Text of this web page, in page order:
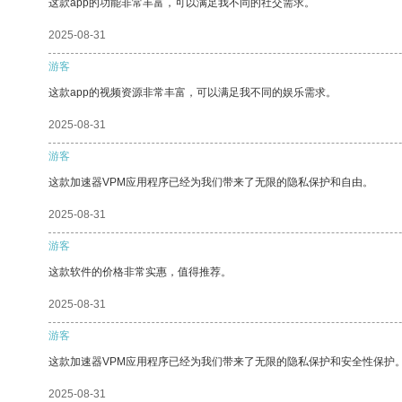
这款app的功能非常丰富，可以满足我不同的社交需求。
2025-08-31
游客
这款app的视频资源非常丰富，可以满足我不同的娱乐需求。
2025-08-31
游客
这款加速器VPM应用程序已经为我们带来了无限的隐私保护和自由。
2025-08-31
游客
这款软件的价格非常实惠，值得推荐。
2025-08-31
游客
这款加速器VPM应用程序已经为我们带来了无限的隐私保护和安全性保护
2025-08-31